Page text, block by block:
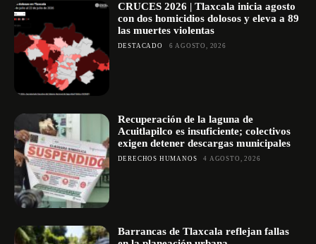
CRUCES 2026 | Tlaxcala inicia agosto
con dos homicidios dolosos y eleva a 89
las muertes violentas
DESTACADO 6 AGOSTO, 2026
Recuperación de la laguna de
Acuitlapilco es insuficiente; colectivos
exigen detener descargas municipales
DERECHOS HUMANOS 4 AGOSTO, 2026
Barrancas de Tlaxcala reflejan fallas